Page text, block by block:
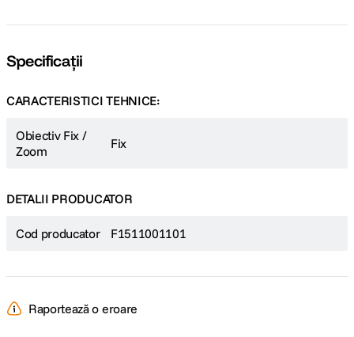
Specificații
CARACTERISTICI TEHNICE:
Obiectiv Fix /
Zoom
Fix
DETALII PRODUCATOR
Cod producator F1511001101
Raportează o eroare